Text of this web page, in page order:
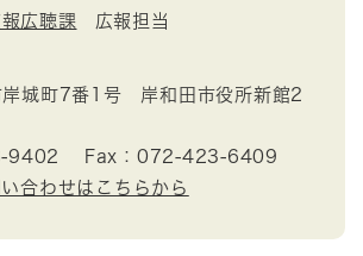
報広聴課 広報担当
岸城町7番1号 岸和田市役所新館2
9402
Fax：072-423-6409
合わせはこちらから